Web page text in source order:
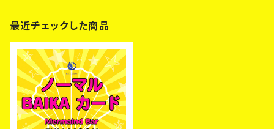
最近チェックした商品